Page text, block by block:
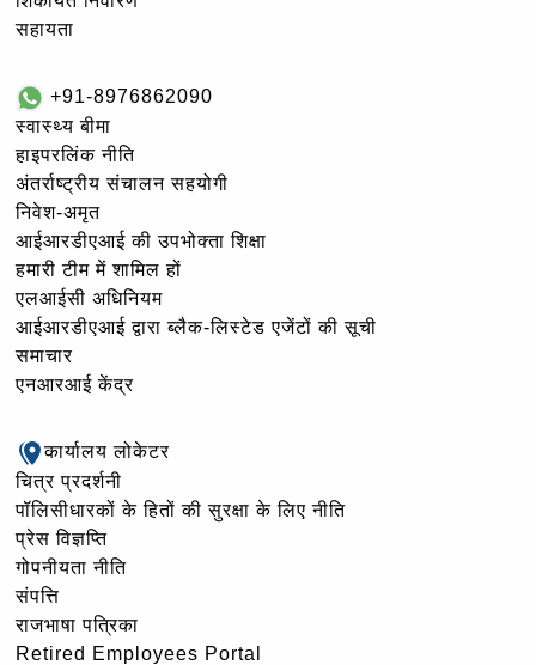
सहायता
+91-8976862090
स्वास्थ्य बीमा
हाइपरलिंक नीति
अंतर्राष्ट्रीय संचालन सहयोगी
निवेश-अमृत
आईआरडीएआई की उपभोक्ता शिक्षा
हमारी टीम में शामिल हों
एलआईसी अधिनियम
आईआरडीएआई द्वारा ब्लैक-लिस्टेड एजेंटों की सूची
समाचार
एनआरआई केंद्र
कार्यालय लोकेटर
चित्र प्रदर्शनी
पॉलिसीधारकों के हितों की सुरक्षा के लिए नीति
प्रेस विज्ञप्ति
गोपनीयता नीति
संपत्ति
राजभाषा पत्रिका
Retired Employees Portal